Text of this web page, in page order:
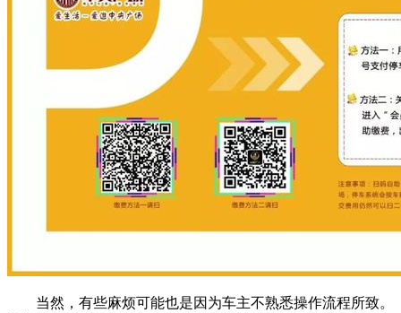
当然，有些麻烦可能也是因为车主不熟悉操作流程所致。